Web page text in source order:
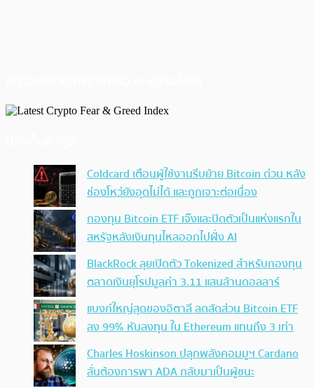
Coldcard เตือนผู้ใช้งานรีบย้าย Bitcoin ด่วน หลัง
ช่องโหว่ยังอุดไม่ได้ และถูกเจาะต่อเนื่อง
กองทุน Bitcoin ETF เจ๊งและปิดตัวเป็นแห่งแรกใน
สหรัฐหลังเงินทุนไหลออกไปฝั่ง AI
BlackRock ลุยเปิดตัว Tokenized สำหรับกองทุน
ตลาดเงินยุโรปมูลค่า 3.11 แสนล้านดอลลาร์
แบงก์ใหญ่สุดของอิตาลี ลดสัดส่วน Bitcoin ETF
ลง 99% หันลงทุน ใน Ethereum แทนถึง 3 เท่า
Charles Hoskinson ปลุกพลังคอมมูฯ Cardano
ลั่นต้องการพา ADA กลับมาเป็นผู้ชนะ